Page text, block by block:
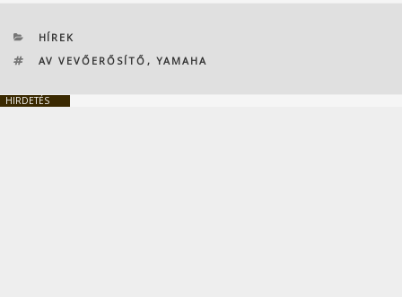
KATEGÓRIÁK
HÍREK
CÍMKÉK
AV VEVŐERŐSÍTŐ , YAMAHA
HIRDETÉS